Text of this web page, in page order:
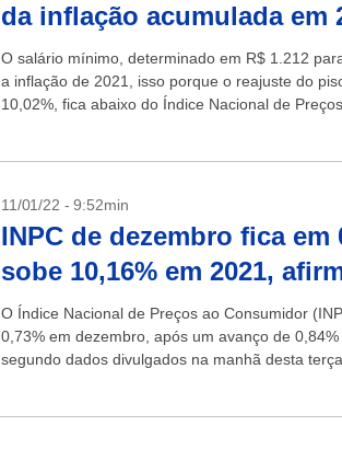
da inflação acumulada em
O salário mínimo, determinado em R$ 1.212
a inflação de 2021, isso porque o reajuste do
10,02%, fica abaixo do Índice Nacional de Preços
11/01/22 - 9:52min
INPC de dezembro fica em
sobe 10,16% em 2021,
O Índice Nacional de Preços ao Consumidor
0,73% em dezembro, após um avanço de 0,84%
segundo dados divulgados na manhã desta